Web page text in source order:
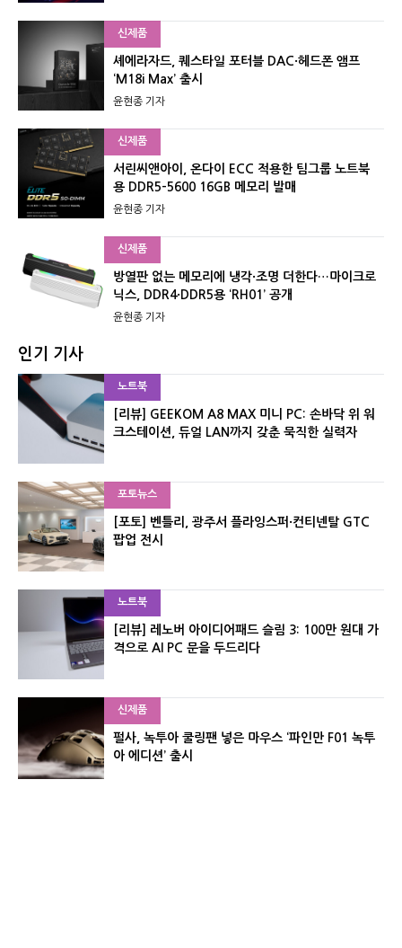
신제품
셰에라자드, 퀘스타일 포터블 DAC·헤드폰 앰프
‘M18i Max’ 출시
윤현종 기자
신제품
서린씨앤아이, 온다이 ECC 적용한 팀그룹 노트북
용 DDR5-5600 16GB 메모리 발매
윤현종 기자
신제품
방열판 없는 메모리에 냉각·조명 더한다…마이크로
닉스, DDR4·DDR5용 ‘RH01’ 공개
윤현종 기자
인기 기사
노트북
[리뷰] GEEKOM A8 MAX 미니 PC: 손바닥 위 워
크스테이션, 듀얼 LAN까지 갖춘 묵직한 실력자
포토뉴스
[포토] 벤틀리, 광주서 플라잉스퍼·컨티넨탈 GTC
팝업 전시
노트북
[리뷰] 레노버 아이디어패드 슬림 3: 100만 원대 가
격으로 AI PC 문을 두드리다
신제품
펄사, 녹투아 쿨링팬 넣은 마우스 ‘파인만 F01 녹투
아 에디션’ 출시